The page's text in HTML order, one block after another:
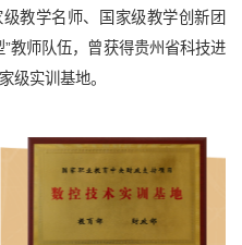
教学名师、国家级教学创新团
教师队伍，曾获得贵州省科技进
级实训基地。